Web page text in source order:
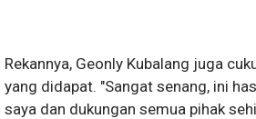
Rekannya, Geonly Kubalang juga
yang didapat. "Sangat senang, ini
saya dan dukungan semua pihak